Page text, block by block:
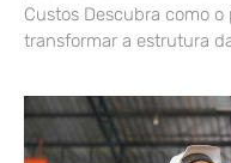
Custos Descubra como
transformar a estrutura